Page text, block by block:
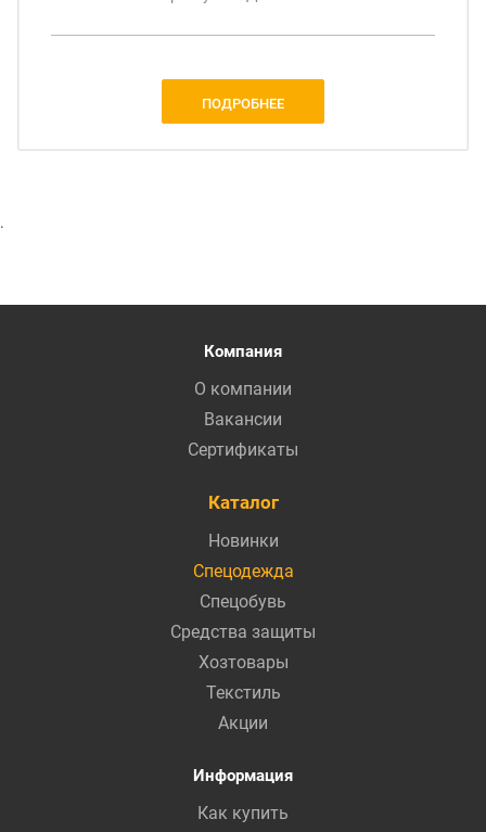
ПОДРОБНЕЕ
.
Компания
О компании
Вакансии
Сертификаты
Каталог
Новинки
Спецодежда
Спецобувь
Средства защиты
Хозтовары
Текстиль
Акции
Информация
Как купить